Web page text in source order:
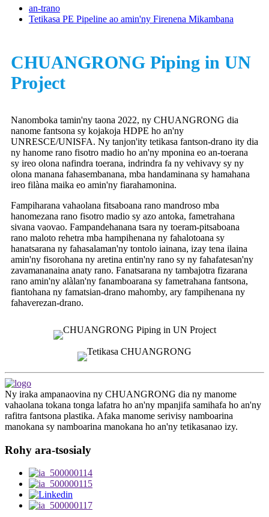
an-trano
Tetikasa PE Pipeline ao amin'ny Firenena Mikambana
CHUANGRONG Piping in UN
Project
Nanomboka tamin'ny taona 2022, ny CHUANGRONG dia
nanome fantsona sy kojakoja HDPE ho an'ny
UNRESCE/UNISFA. Ny tanjon'ity tetikasa fantson-drano ity dia
ny hanome rano fisotro madio ho an'ny mponina eo an-toerana
sy ireo olona nafindra toerana, indrindra fa ny vehivavy sy ny
olona manana fahasembanana, mba handaminana sy hamahana
ireo filàna maika eo amin'ny fiarahamonina.
Fampiharana vahaolana fitsaboana rano mandroso mba
hanomezana rano fisotro madio sy azo antoka, fametrahana
sivana vaovao. Fampandehanana tsara ny toeram-pitsaboana
rano maloto rehetra mba hampihenana ny fahalotoana sy
hanatsarana ny fahasalaman'ny tontolo iainana, izay tena ilaina
amin'ny fisorohana ny aretina entin'ny rano sy ny fahafatesan'ny
zavamananaina anaty rano. Fanatsarana ny tambajotra fizarana
rano amin'ny alàlan'ny fanamboarana sy fametrahana fantsona,
fiantohana ny famatsian-drano mahomby, ary fampihenana ny
fahaverezan-drano.
Ny iraka ampanaovina ny CHUANGRONG dia ny manome
vahaolana tokana tonga lafatra ho an'ny mpanjifa samihafa ho an'ny
rafitra fantsona plastika. Afaka manome serivisy namboarina
manokana sy namboarina manokana ho an'ny tetikasanao izy.
Rohy ara-tsosialy